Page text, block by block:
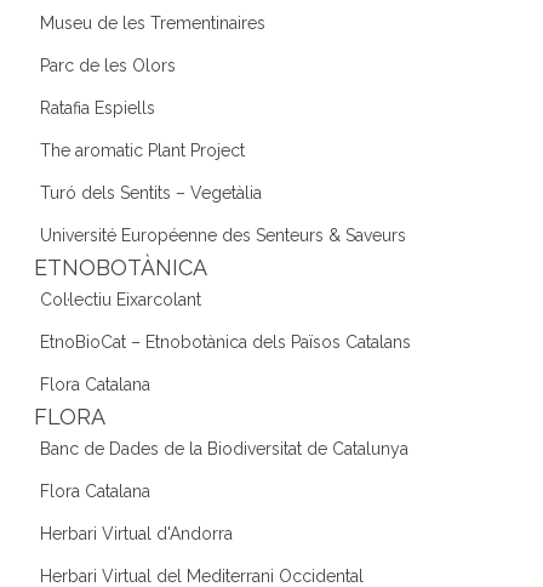
Museu de les Trementinaires
Parc de les Olors
Ratafia Espiells
The aromatic Plant Project
Turó dels Sentits – Vegetàlia
Université Européenne des Senteurs & Saveurs
ETNOBOTÀNICA
Col·lectiu Eixarcolant
EtnoBioCat – Etnobotànica dels Països Catalans
Flora Catalana
FLORA
Banc de Dades de la Biodiversitat de Catalunya
Flora Catalana
Herbari Virtual d'Andorra
Herbari Virtual del Mediterrani Occidental